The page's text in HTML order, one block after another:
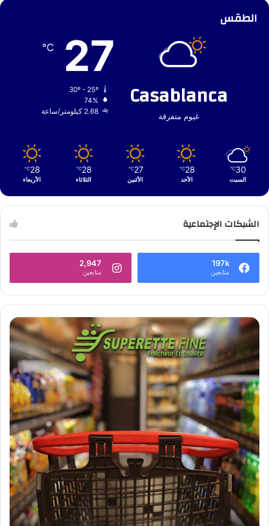
الطقس
Casablanca
غيوم متفرقة
27
℃
74%
2.68 كيلومتر/ساعة
30
℃
السبت
28
℃
الأحد
27
℃
الأثنين
28
℃
الثلاثاء
28
℃
الأربعاء
الشبكات الإجتماعية
197k
متابعين
2,947
متابعين